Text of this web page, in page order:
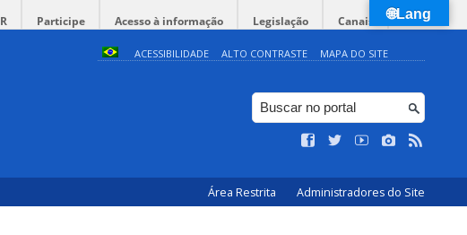
Participe Acesso à informação Legislação Canais
ACESSIBILIDADE ALTO CONTRASTE MAPA DO SITE
Área Restrita Administradores do Site
🌐Lang